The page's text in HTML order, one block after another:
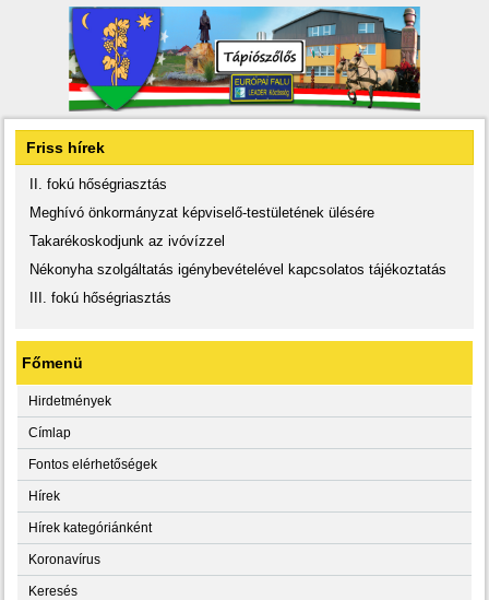
Friss hírek
II. fokú hőségriasztás
Meghívó önkormányzat képviselő-testületének ülésére
Takarékoskodjunk az ivóvízzel
Nékonyha szolgáltatás igénybevételével kapcsolatos tájékoztatás
III. fokú hőségriasztás
Főmenü
Hirdetmények
Címlap
Fontos elérhetőségek
Hírek
Hírek kategóriánként
Koronavírus
Keresés